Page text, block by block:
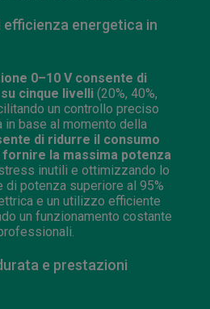
energetica in
0–10 V consente di
cinque livelli (20%, 40%,
un controllo preciso
base al momento della
di ridurre il consumo
la massima potenza
inutili e ottimizzando lo
potenza superiore al 95%
e un utilizzo efficiente
un funzionamento costante
e prestazioni